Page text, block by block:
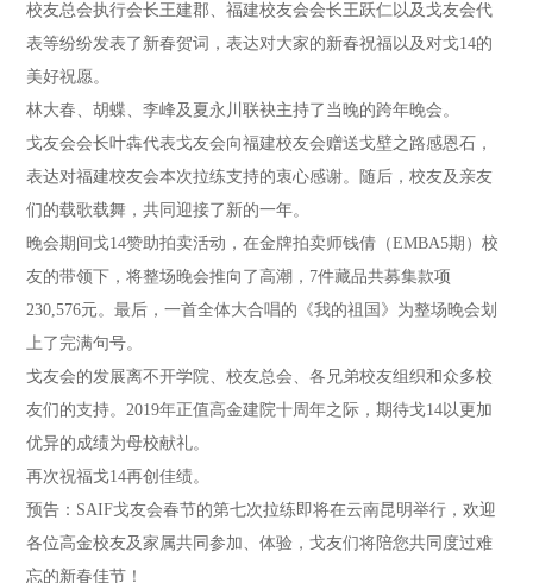
校友总会执行会长王建郡、福建校友会会长王跃仁以及戈友会代
表等纷纷发表了新春贺词，表达对大家的新春祝福以及对戈14的
美好祝愿。
林大春、胡蝶、李峰及夏永川联袂主持了当晚的跨年晚会。
戈友会会长叶犇代表戈友会向福建校友会赠送戈壁之路感恩石，
表达对福建校友会本次拉练支持的衷心感谢。随后，校友及亲友
们的载歌载舞，共同迎接了新的一年。
晚会期间戈14赞助拍卖活动，在金牌拍卖师钱倩（EMBA5期）校
友的带领下，将整场晚会推向了高潮，7件藏品共募集款项
230,576元。最后，一首全体大合唱的《我的祖国》为整场晚会划
上了完满句号。
戈友会的发展离不开学院、校友总会、各兄弟校友组织和众多校
友们的支持。2019年正值高金建院十周年之际，期待戈14以更加
优异的成绩为母校献礼。
再次祝福戈14再创佳绩。
预告：SAIF戈友会春节的第七次拉练即将在云南昆明举行，欢迎
各位高金校友及家属共同参加、体验，戈友们将陪您共同度过难
忘的新春佳节！